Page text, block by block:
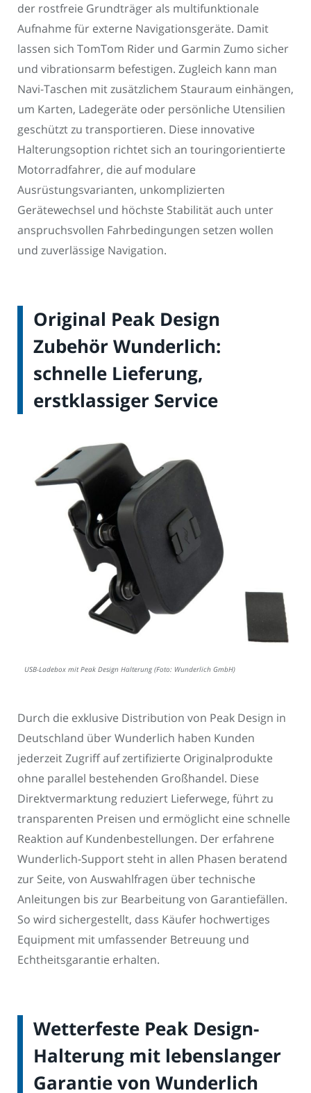
der rostfreie Grundträger als multifunktionale
Aufnahme für externe Navigationsgeräte. Damit
lassen sich TomTom Rider und Garmin Zumo sicher
und vibrationsarm befestigen. Zugleich kann man
Navi-Taschen mit zusätzlichem Stauraum einhängen,
um Karten, Ladegeräte oder persönliche Utensilien
geschützt zu transportieren. Diese innovative
Halterungsoption richtet sich an touringorientierte
Motorradfahrer, die auf modulare
Ausrüstungsvarianten, unkomplizierten
Gerätewechsel und höchste Stabilität auch unter
anspruchsvollen Fahrbedingungen setzen wollen
und zuverlässige Navigation.
Original Peak Design
Zubehör Wunderlich:
schnelle Lieferung,
erstklassiger Service
USB-Ladebox mit Peak Design Halterung (Foto: Wunderlich GmbH)
Durch die exklusive Distribution von Peak Design in
Deutschland über Wunderlich haben Kunden
jederzeit Zugriff auf zertifizierte Originalprodukte
ohne parallel bestehenden Großhandel. Diese
Direktvermarktung reduziert Lieferwege, führt zu
transparenten Preisen und ermöglicht eine schnelle
Reaktion auf Kundenbestellungen. Der erfahrene
Wunderlich-Support steht in allen Phasen beratend
zur Seite, von Auswahlfragen über technische
Anleitungen bis zur Bearbeitung von Garantiefällen.
So wird sichergestellt, dass Käufer hochwertiges
Equipment mit umfassender Betreuung und
Echtheitsgarantie erhalten.
Wetterfeste Peak Design-
Halterung mit lebenslanger
Garantie von Wunderlich